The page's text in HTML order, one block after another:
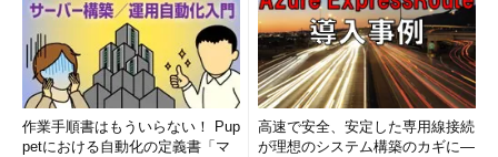
作業手順書はもういらない！ Pup
petにおける自動化の定義書「マ
高速で安全、安定した専用線接続
が理想のシステム構築のカギに―